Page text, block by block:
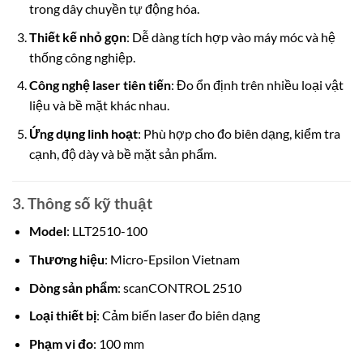
trong dây chuyền tự động hóa.
Thiết kế nhỏ gọn: Dễ dàng tích hợpvào máy móc và hệ
thống công nghiệp.
Công nghệ laser tiên tiến: Đo ổn định trên nhiều loại vật
liệu và bề mặt khác nhau.
Ứng dụng linh hoạt: Phù hợp cho đo biên dạng, kiểm tra
cạnh, độ dày và bề mặt sản phẩm.
3. Thông số kỹ thuật
Model: LLT2510-100
Thương hiệu: Micro-Epsilon Vietnam
Dòng sản phẩm: scanCONTROL 2510
Loại thiết bị: Cảm biến laser đo biên dạng
Phạm vi đo: 100 mm